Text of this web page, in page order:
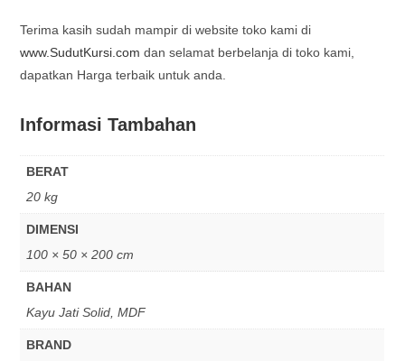
Terima kasih sudah mampir di website toko kami di
www.SudutKursi.com dan selamat berbelanja di toko kami,
dapatkan Harga terbaik untuk anda.
Informasi Tambahan
BERAT
20 kg
DIMENSI
100 × 50 × 200 cm
BAHAN
Kayu Jati Solid, MDF
BRAND